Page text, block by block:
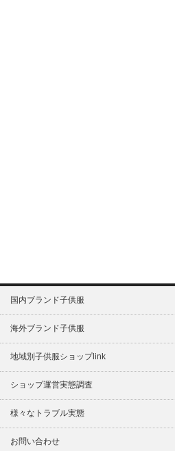
国内ブランド子供服
海外ブランド子供服
地域別子供服ショップlink
ショップ運営実態調査
様々なトラブル実態
お問い合わせ